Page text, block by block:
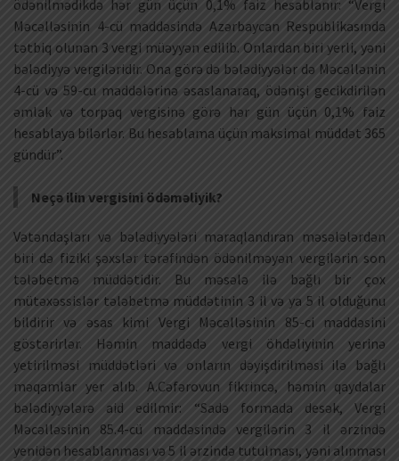
ödənilmədikdə hər gün üçün 0,1% faiz hesablanır: “Vergi
Məcəlləsinin 4-cü maddəsində Azərbaycan Respublikasında
tətbiq olunan 3 vergi müəyyən edilib. Onlardan biri yerli, yəni
bələdiyyə vergiləridir. Ona görə də bələdiyyələr də Məcəllənin
4-cü və 59-cu maddələrinə əsaslanaraq, ödənişi gecikdirilən
əmlak və torpaq vergisinə görə hər gün üçün 0,1% faiz
hesablaya bilərlər. Bu hesablama üçün maksimal müddət 365
gündür”.
Neçə ilin vergisini ödəməliyik?
Vətəndaşları və bələdiyyələri maraqlandıran məsələlərdən
biri də fiziki şəxslər tərəfindən ödənilməyən vergilərin son
tələbetmə müddətidir. Bu məsələ ilə bağlı bir çox
mütəxəssislər tələbetmə müddətinin 3 il və ya 5 il olduğunu
bildirir və əsas kimi Vergi Məcəlləsinin 85-ci maddəsini
göstərirlər. Həmin maddədə vergi öhdəliyinin yerinə
yetirilməsi müddətləri və onların dəyişdirilməsi ilə bağlı
məqamlar yer alıb. A.Cəfərovun fikrincə, həmin qaydalar
bələdiyyələrə aid edilmir: “Sadə formada desək, Vergi
Məcəlləsinin 85.4-cü maddəsində vergilərin 3 il ərzində
yenidən hesablanması və 5 il ərzində tutulması, yəni alınması